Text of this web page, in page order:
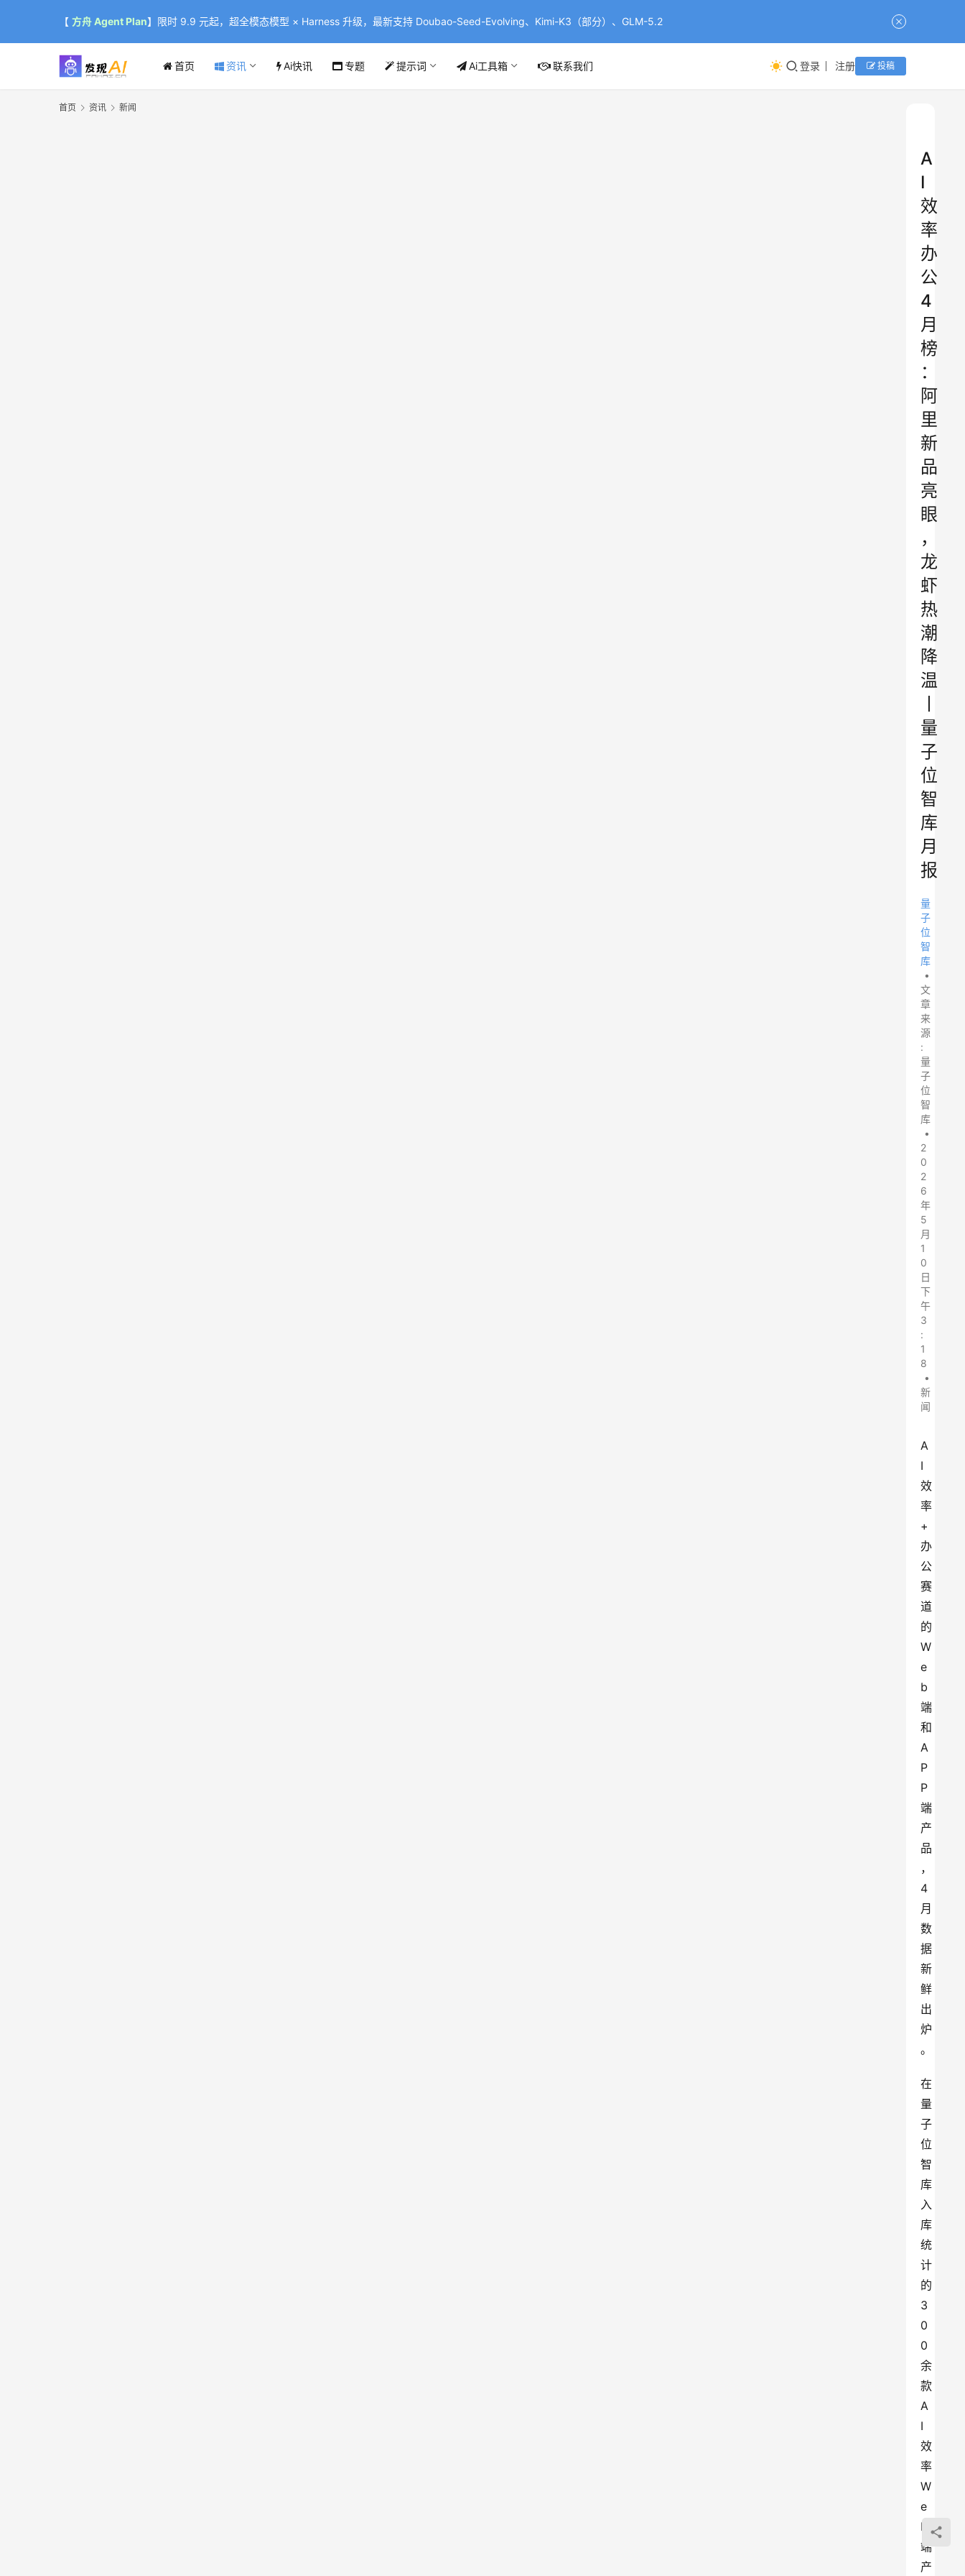
【 方舟 Agent Plan】限时 9.9 元起，超全模态模型 × Harness 升级，最新支持 Doubao-Seed-Evolving、Kimi-K3（部分）、GLM-5.2
首页 资讯 Ai快讯 专题 提示词 Ai工具箱 联系我们 登录 注册 投稿
首页 资讯 新闻
A
I
效
率
办
公
4
月
榜
：
阿
里
新
品
亮
眼
，
龙
虾
热
潮
降
温
量
子
位
智
库
月
报
量
子
位
智
库
•
文
章
来
源
:
量
子
位
智
库
•
2
0
2
6
年
5
月
1
0
日
下
午
3
:
1
8
•
新
闻
A
I
效
率
+
办
公
赛
道
的
W
e
b
端
和
A
P
P
端
产
品
，
4
月
数
据
新
鲜
出
炉
。
在
量
子
位
智
库
入
库
统
计
的
3
0
0
余
款
A
I
效
率
W
e
b
端
产